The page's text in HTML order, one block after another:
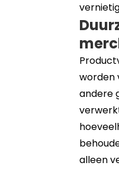
worden
andere
alleen